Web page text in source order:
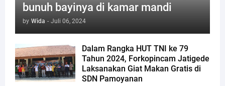
bunuh bayinya di kamar mandi
by Wida - Juli 06, 2024
Dalam Rangka HUT TNI ke 79
Tahun 2024, Forkopincam Jatigede
Laksanakan Giat Makan Gratis di
SDN Pamoyanan